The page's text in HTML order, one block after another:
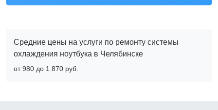
Средние цены на услуги по ремонту системы
охлаждения ноутбука в Челябинске
от 980 до 1 870 pyб.